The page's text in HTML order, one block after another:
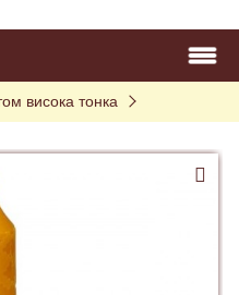
висока тонка